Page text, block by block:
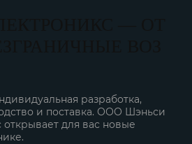
разработка,
и поставка. ООО Шэньси
для вас новые